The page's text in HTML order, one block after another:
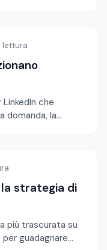
lettura
che
domanda, la
strategia di
più trascurata su
guadagnare